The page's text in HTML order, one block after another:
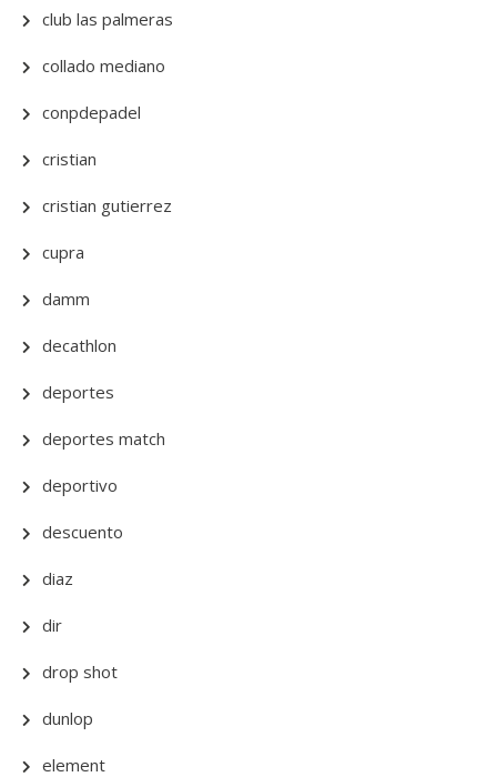
club las palmeras
collado mediano
conpdepadel
cristian
cristian gutierrez
cupra
damm
decathlon
deportes
deportes match
deportivo
descuento
diaz
dir
drop shot
dunlop
element